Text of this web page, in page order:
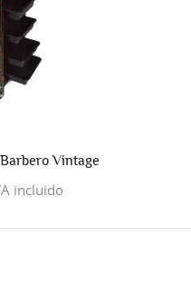
Vintage
incluido